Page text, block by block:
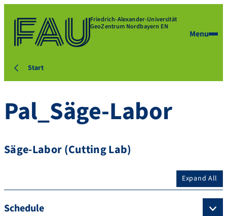
Friedrich-Alexander-Universität
GeoZentrum Nordbayern EN
Menu
Start
Pal_Säge-Labor
Säge-Labor (Cutting Lab)
Expand All
Schedule